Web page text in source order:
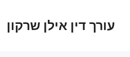
עורך דין אילן שרקון